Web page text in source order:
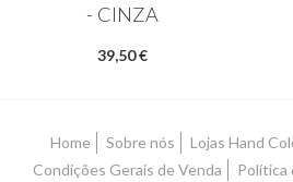
- CINZA
39,50 €
Home Sobre nós Lojas Hand
Condições Gerais de Venda
Política